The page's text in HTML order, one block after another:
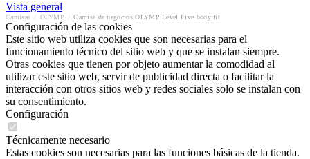
Vista general
Camisas OLYMP Camisa de negocios OLYMP Level Five body fit
Configuración de las cookies
Este sitio web utiliza cookies que son necesarias para el
funcionamiento técnico del sitio web y que se instalan siempre.
Otras cookies que tienen por objeto aumentar la comodidad al
utilizar este sitio web, servir de publicidad directa o facilitar la
interacción con otros sitios web y redes sociales solo se instalan con
su consentimiento.
Configuración
Técnicamente necesario
Estas cookies son necesarias para las funciones básicas de la tienda.